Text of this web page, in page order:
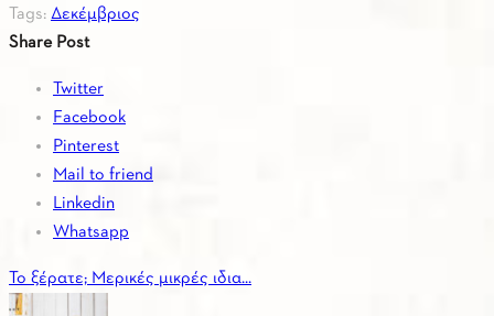
Tags: Δεκέμβριος
Share Post
Twitter
Facebook
Pinterest
Mail to friend
Linkedin
Whatsapp
Το ξέρατε; Μερικές μικρές ιδια...